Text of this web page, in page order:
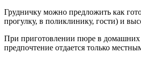
Грудничку можно предложить как
прогулку, в поликлинику, гости) и
При приготовлении пюре в домашних
предпочтение отдается только